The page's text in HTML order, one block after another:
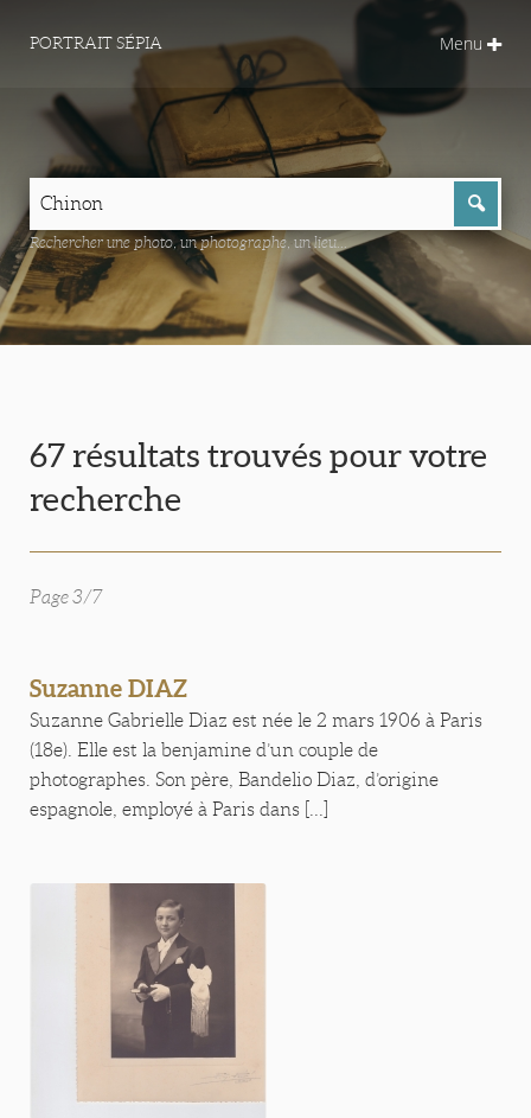
PORTRAIT SÉPIA Menu
Rechercher une photo, un photographe, un lieu...
67 résultats trouvés pour votre
recherche
Page 3/7
Suzanne DIAZ
Suzanne Gabrielle Diaz est née le 2 mars 1906 à Paris
(18e). Elle est la benjamine d’un couple de
photographes. Son père, Bandelio Diaz, d’origine
espagnole, employé à Paris dans [...]